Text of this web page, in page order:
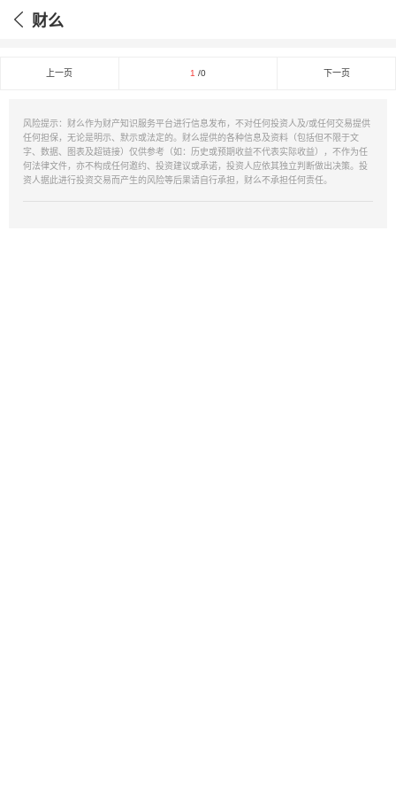
财么
上一页 1 /0 下一页
风险提示：财么作为财产知识服务平台进行信息发布，不对任何投资人及/或任何交易提供
任何担保，无论是明示、默示或法定的。财么提供的各种信息及资料（包括但不限于文
字、数据、图表及超链接）仅供参考（如：历史或预期收益不代表实际收益），不作为任
何法律文件，亦不构成任何邀约、投资建议或承诺，投资人应依其独立判断做出决策。投
资人据此进行投资交易而产生的风险等后果请自行承担，财么不承担任何责任。